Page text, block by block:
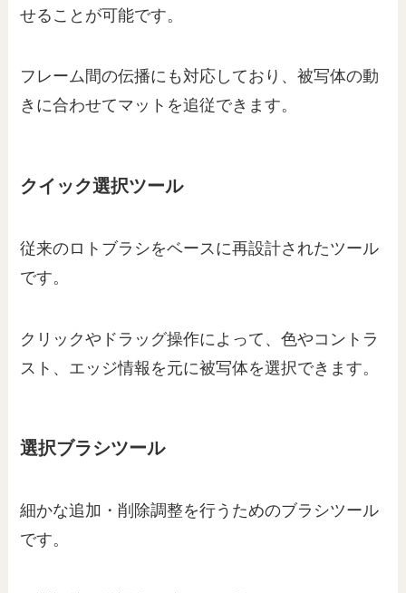
せることが可能です。
フレーム間の伝播にも対応しており、被写体の動
きに合わせてマットを追従できます。
クイック選択ツール
従来のロトブラシをベースに再設計されたツール
です。
クリックやドラッグ操作によって、色やコントラ
スト、エッジ情報を元に被写体を選択できます。
選択ブラシツール
細かな追加・削除調整を行うためのブラシツール
です。